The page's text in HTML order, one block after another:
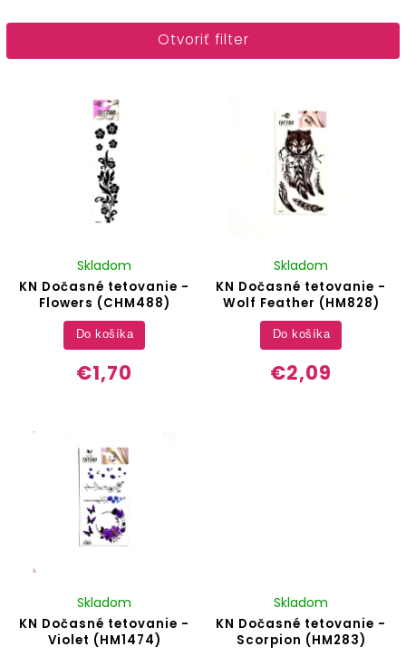
Najlacnejšie
Otvoriť filter
KN Dočasné tetovanie -
Flowers (CHM488)
Skladom
€1,70
Do košíka
KN Dočasné tetovanie -
Wolf Feather (HM828)
Skladom
€2,09
Do košíka
KN Dočasné tetovanie -
Violet (HM1474)
Skladom
KN Dočasné tetovanie -
Scorpion (HM283)
Skladom